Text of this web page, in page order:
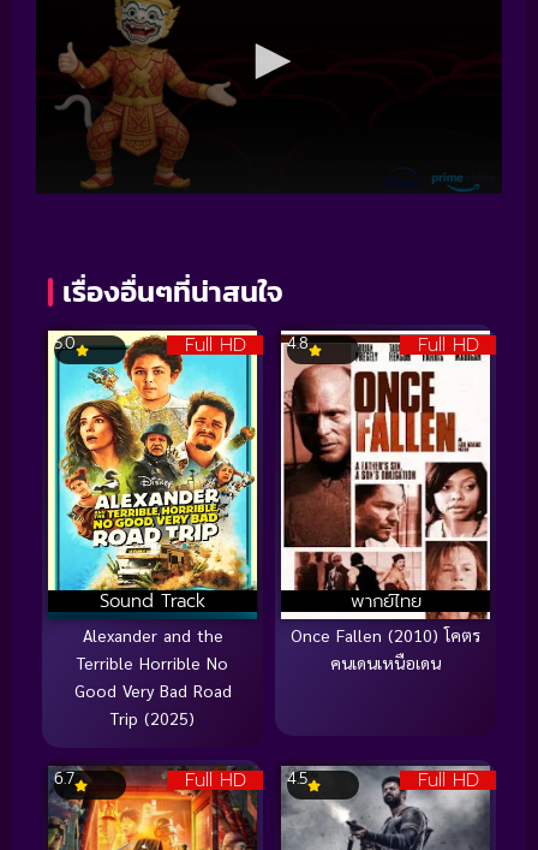
เรื่องอื่นๆที่น่าสนใจ
Full HD
Sound Track
5.0
Alexander and the
Terrible Horrible No
Good Very Bad Road
Trip (2025)
Full HD
พากย์ไทย
4.8
Once Fallen (2010) โคตร
คนเดนเหนือเดน
Full HD
6.7 Full HD
4.5